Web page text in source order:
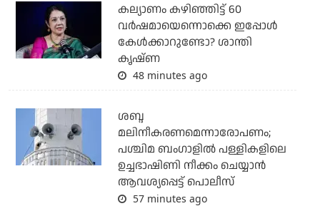
കല്യാണം കഴിഞ്ഞിട്ട് 60
വർഷമായെന്നൊക്കെ ഇപ്പോൾ
കേൾക്കാറുണ്ടോ? ശാന്തി
കൃഷ്ണ
48 minutes ago
ശബ്ദ
മലിനീകരണമെന്നാരോപണം;
പശ്ചിമ ബംഗാളില്‍ പള്ളികളിലെ
ഉച്ചഭാഷിണി നീക്കം ചെയ്യാന്‍
ആവശ്യപ്പെട്ട് പൊലീസ്
57 minutes ago